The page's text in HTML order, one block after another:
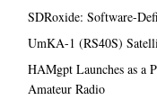
SDRoxide: Software-
UmKA-1 (RS40S)
HAMgpt Launches as a
Amateur Radio